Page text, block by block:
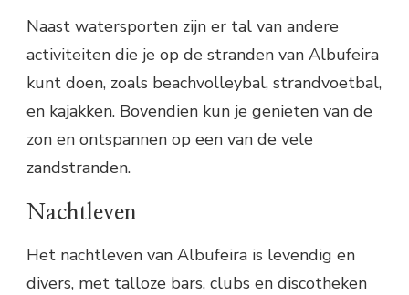
Naast watersporten zijn er tal van andere
activiteiten die je op de stranden van Albufeira
kunt doen, zoals beachvolleybal, strandvoetbal,
en kajakken. Bovendien kun je genieten van de
zon en ontspannen op een van de vele
zandstranden.
Nachtleven
Het nachtleven van Albufeira is levendig en
divers, met talloze bars, clubs en discotheken